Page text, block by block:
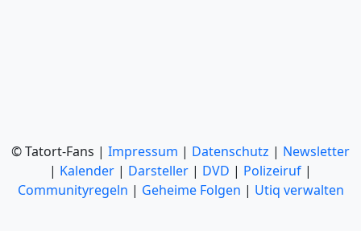
© Tatort-Fans | Impressum | Datenschutz | Newsletter
| Kalender | Darsteller | DVD | Polizeiruf |
Communityregeln | Geheime Folgen | Utiq verwalten